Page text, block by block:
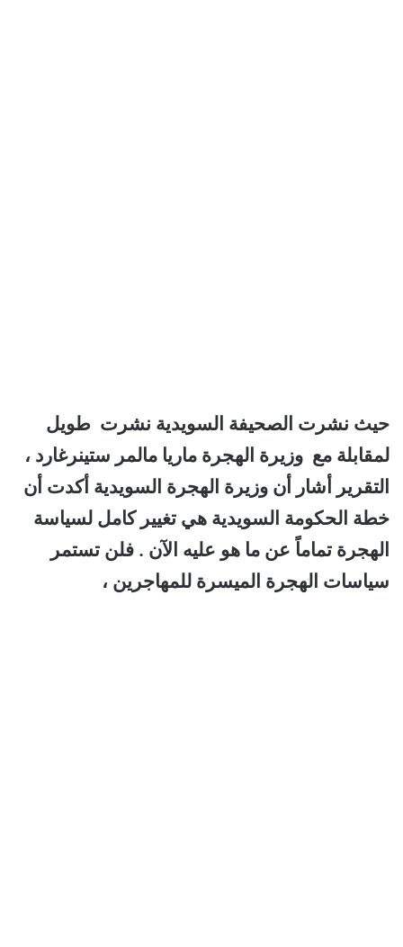
حيث نشرت الصحيفة السويدية نشرت طويل
لمقابلة مع وزيرة الهجرة ماريا مالمر ستينرغارد ،
التقرير أشار أن وزيرة الهجرة السويدية أكدت أن
خطة الحكومة السويدية هي تغيير كامل لسياسة
الهجرة تماماً عن ما هو عليه الآن . فلن تستمر
سياسات الهجرة الميسرة للمهاجرين ،